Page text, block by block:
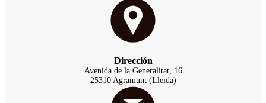
Dirección
Avenida de la Generalitat, 16
25310 Agramunt (Lleida)